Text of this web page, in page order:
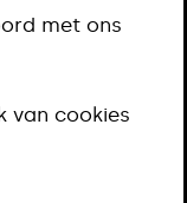
met ons
van cookies